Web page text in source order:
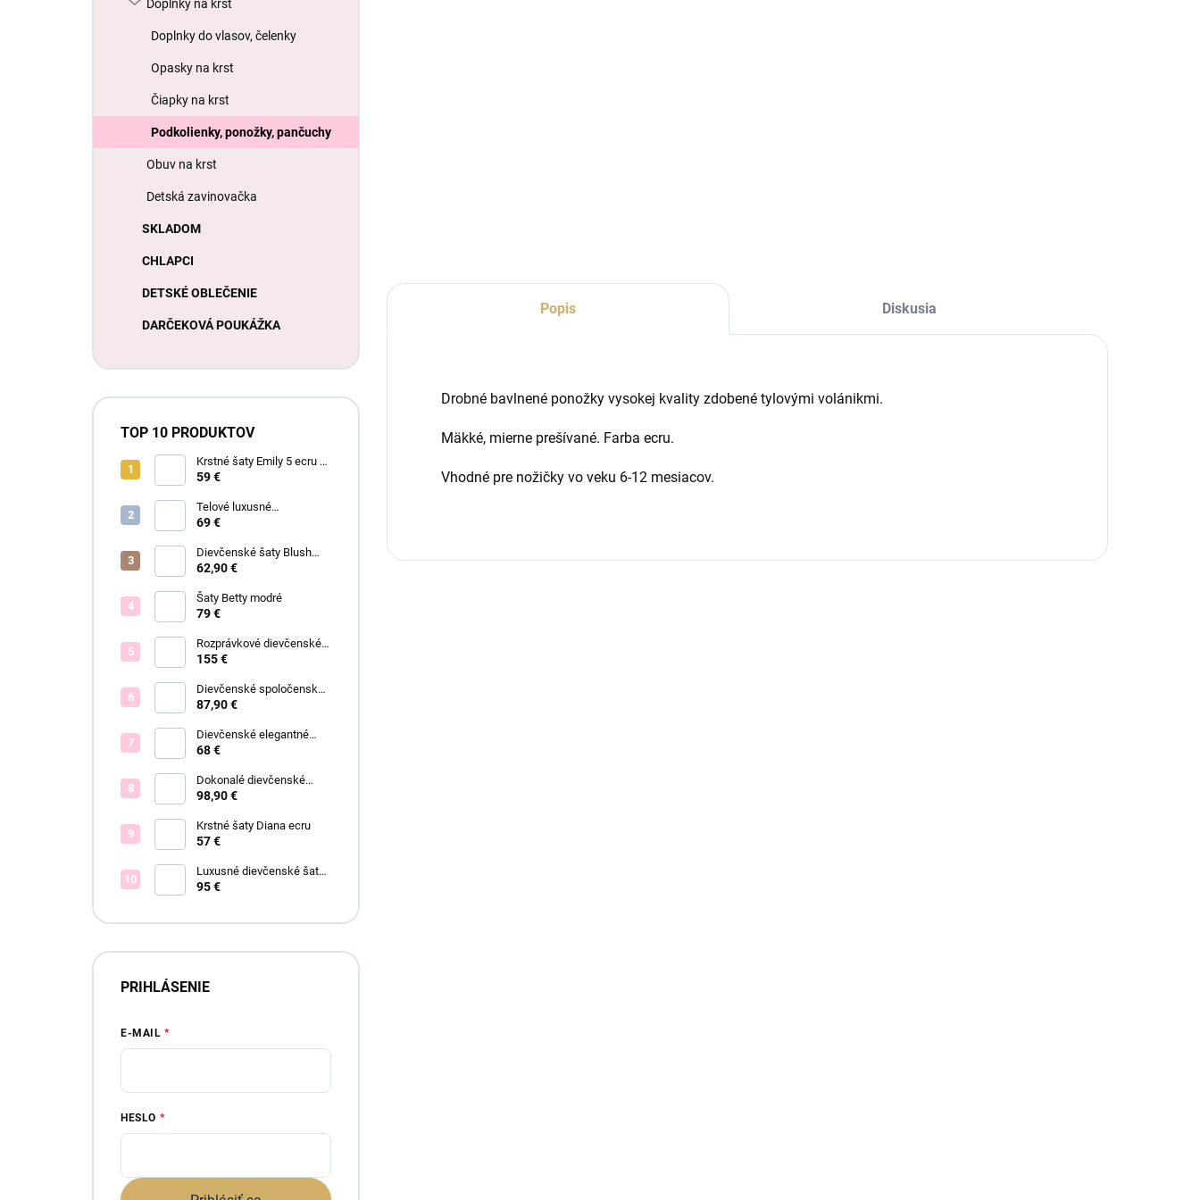
Doplnky na krst
Doplnky do vlasov, čelenky
Opasky na krst
Čiapky na krst
Podkolienky, ponožky, pančuchy
Obuv na krst
Detská zavinovačka
SKLADOM
CHLAPCI
DETSKÉ OBLEČENIE
DARČEKOVÁ POUKÁŽKA
TOP 10 PRODUKTOV
Krstné šaty Emily 5 ecru s
čipkou
59 €
Telové luxusné
dievčenské šaty Eva
69 €
Dievčenské šaty Blush
Grace pink
62,90 €
Šaty Betty modré
79 €
Rozprávkové dievčenské
šaty Fiona
155 €
Dievčenské spoločenské
šaty Eleónora
87,90 €
Dievčenské elegantné
šaty Lisa
68 €
Dokonalé dievčenské
spoločenské šaty Bianca
98,90 €
Krstné šaty Diana ecru
57 €
Luxusné dievčenské šaty
Blush Bloom
95 €
PRIHLÁSENIE
E-MAIL
HESLO
Popis Diskusia
Drobné bavlnené ponožky vysokej kvality zdobené tylovými volánikmi.
Mäkké, mierne prešívané. Farba ecru.
Vhodné pre nožičky vo veku 6-12 mesiacov.